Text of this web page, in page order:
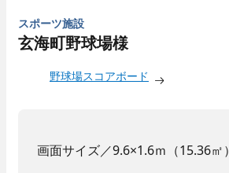
スポーツ施設
玄海町野球場様
野球場スコアボード
画面サイズ／9.6×1.6ｍ（15.36㎡）